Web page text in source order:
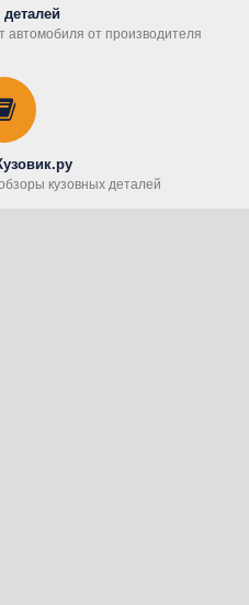
деталей
автомобиля от производителя
кузовных деталей